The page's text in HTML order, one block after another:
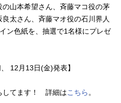
山本希望さん、斉藤マコ役の茅
太さん、斉藤マオ役の石川界人
ン色紙を、抽選で1名様にプレゼ
12月13日(金)発表】
してます！ 詳細はこちら 。